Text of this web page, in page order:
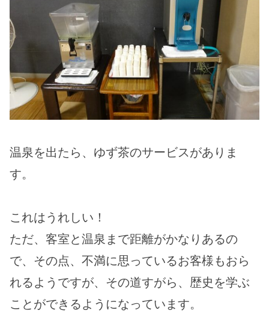
温泉を出たら、ゆず茶のサービスがありま
す。
これはうれしい！
ただ、客室と温泉まで距離がかなりあるの
で、その点、不満に思っているお客様もおら
れるようですが、その道すがら、歴史を学ぶ
ことができるようになっています。